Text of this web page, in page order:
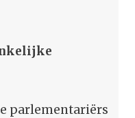
parlementariërs